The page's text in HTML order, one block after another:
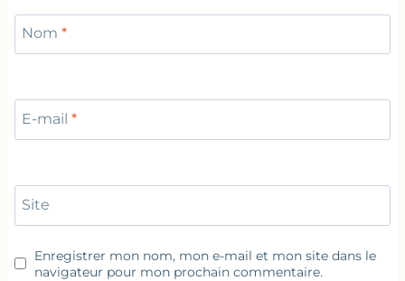
Nom *
E-mail *
Site
Enregistrer mon nom, mon e-mail et mon site dans le
navigateur pour mon prochain commentaire.